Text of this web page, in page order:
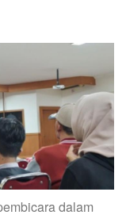
dalam